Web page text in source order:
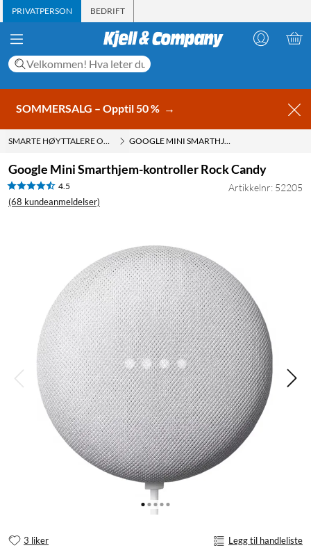
PRIVATPERSON BEDRIFT
SOMMERSALG – Opptil 50 % →
SMARTE HØYTTALERE OG STEMMEASSISTENTER GOOGLE MINI SMARTHJEM-KONTROLLER ROCK CANDY
Google Mini Smarthjem-kontroller Rock Candy
4.5
(68 kundeanmeldelser)
Artikkelnr: 52205
3 liker Legg til handleliste